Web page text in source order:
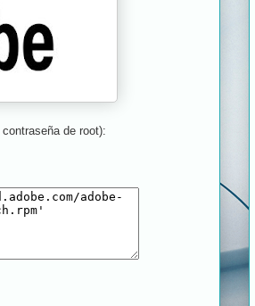
de root):